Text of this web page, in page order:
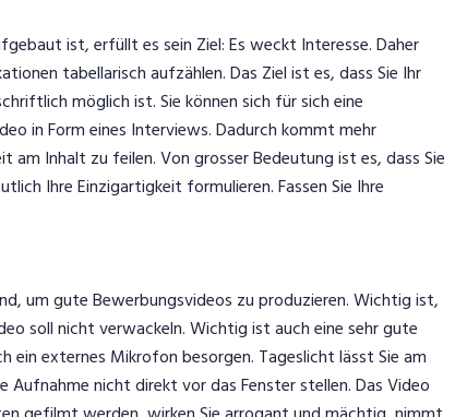
ist, erfüllt es sein Ziel: Es weckt Interesse. Daher
tabellarisch aufzählen. Das Ziel ist es, dass Sie Ihr
möglich ist. Sie können sich für sich eine
in Form eines Interviews. Dadurch kommt mehr
am Inhalt zu feilen. Von grosser Bedeutung ist es, dass Sie
Ihre Einzigartigkeit formulieren. Fassen Sie Ihre
um gute Bewerbungsvideos zu produzieren. Wichtig ist,
soll nicht verwackeln. Wichtig ist auch eine sehr gute
ein externes Mikrofon besorgen. Tageslicht lässt Sie am
Aufnahme nicht direkt vor das Fenster stellen. Das Video